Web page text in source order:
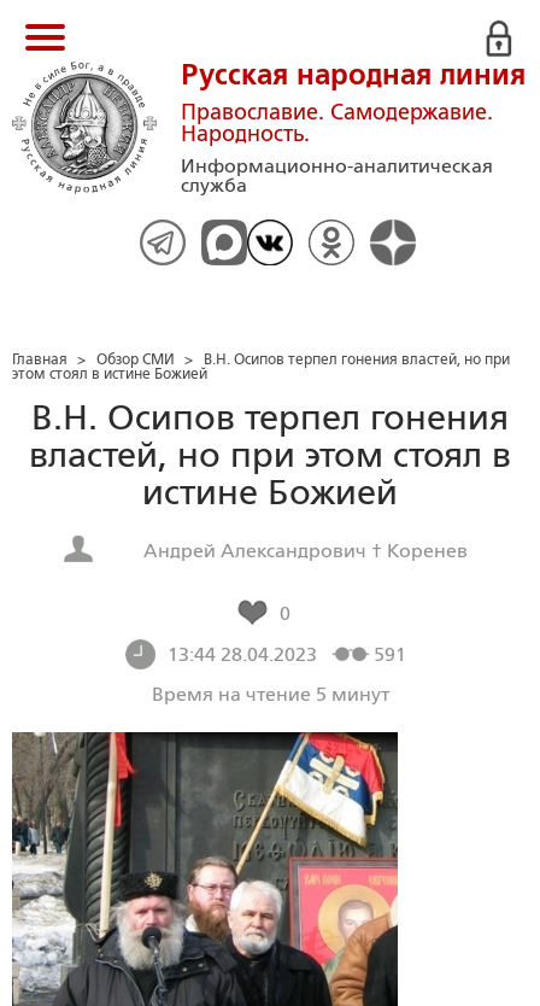
Русская народная линия
Православие. Самодержавие.
Народность.
Информационно-аналитическая
служба
Главная > Обзор СМИ >
В.Н. Осипов терпел гонения властей, но при
этом стоял в истине Божией
В.Н. Осипов терпел гонения
властей, но при этом стоял в
истине Божией
Андрей Александрович † Коренев
0
13:44 28.04.2023
591
Время на чтение 5 минут